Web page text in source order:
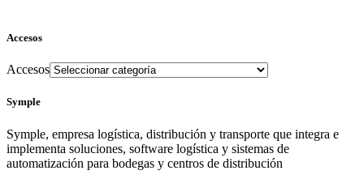
Accesos
Accesos
Symple
Symple, empresa logística, distribución y transporte que integra e
implementa soluciones, software logística y sistemas de
automatización para bodegas y centros de distribución